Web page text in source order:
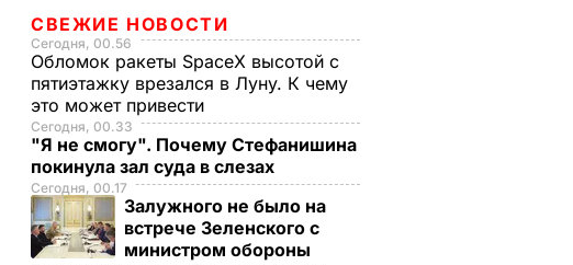
СВЕЖИЕ НОВОСТИ
Сегодня, 00.56
Обломок ракеты SpaceX высотой с
пятиэтажку врезался в Луну. К чему
это может привести
Сегодня, 00.33
"Я не смогу". Почему Стефанишина
покинула зал суда в слезах
Сегодня, 00.17
Залужного не было на
встрече Зеленского с
министром обороны